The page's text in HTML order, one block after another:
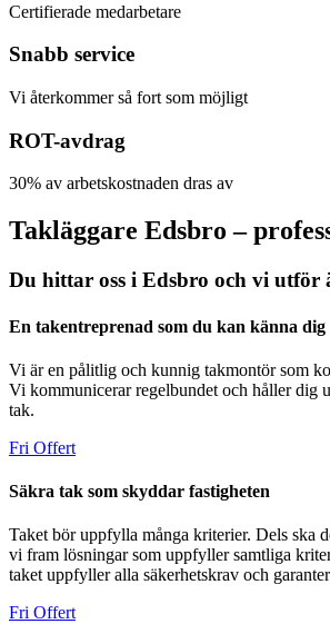
Certifierade medarbetare
Snabb service
Vi återkommer så fort som möjligt
ROT-avdrag
30% av arbetskostnaden dras av
Takläggare Edsbro –
Du hittar oss i Edsbro och vi utför
En takentreprenad som du kan känna dig
Vi är en pålitlig och kunnig takmontör som
Vi kommunicerar regelbundet och håller dig
tak.
Fri Offert
Säkra tak som skyddar fastigheten
Taket bör uppfylla många kriterier. Dels ska
vi fram lösningar som uppfyller samtliga
taket uppfyller alla säkerhetskrav och
Fri Offert